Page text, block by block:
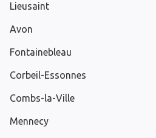
Lieusaint
Avon
Fontainebleau
Corbeil-Essonnes
Combs-la-Ville
Mennecy